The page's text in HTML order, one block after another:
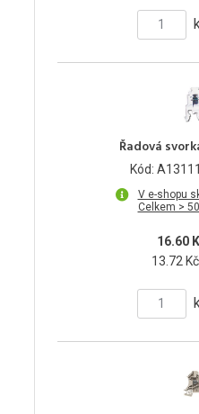
Řadová
Kód:
V e-shopu
Celkem >
16.60
13.72